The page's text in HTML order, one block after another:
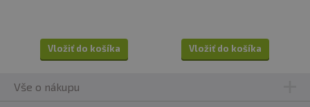
Vložiť do košíka Vložiť do košíka
Vše o nákupu